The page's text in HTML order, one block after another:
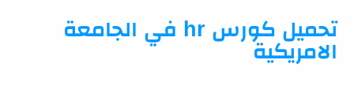
تحميل كورس hr في الجامعة
الامريكية